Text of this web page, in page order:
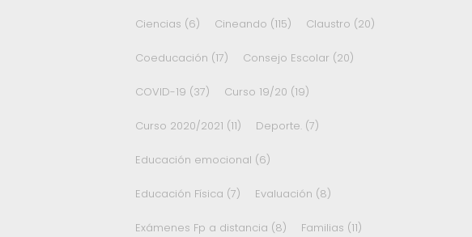
Ciencias (6) Cineando (115) Claustro (20)
Coeducación (17) Consejo Escolar (20)
COVID-19 (37) Curso 19/20 (19)
Curso 2020/2021 (11) Deporte.(7)
Educación emocional (6)
Educación Física (7) Evaluación (8)
Exámenes Fp a distancia (8) Familias (11)